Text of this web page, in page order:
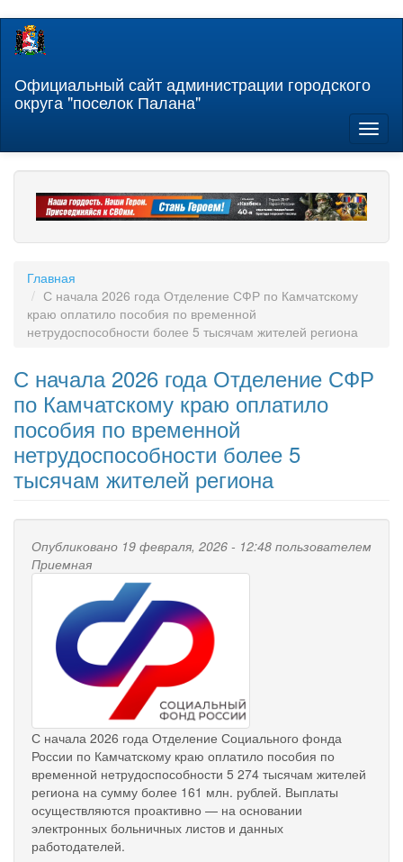
Перейти
содержанию
Официальный сайт администрации городского
округа "поселок Палана"
Главная
С начала 2026 года Отделение СФР по Камчатскому
краю оплатило пособия по временной
нетрудоспособности более 5 тысячам жителей региона
С начала 2026 года Отделение СФР
по Камчатскому краю оплатило
пособия по временной
нетрудоспособности более 5
тысячам жителей региона
Опубликовано 19 февраля, 2026 - 12:48 пользователем
Приемная
С начала 2026 года Отделение Социального фонда
России по Камчатскому краю оплатило пособия по
временной нетрудоспособности 5 274 тысячам жителей
региона на сумму более 161 млн. рублей. Выплаты
осуществляются проактивно — на основании
электронных больничных листов и данных
работодателей.